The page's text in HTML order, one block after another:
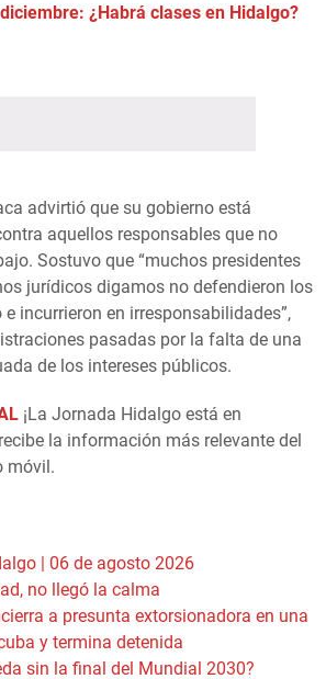
¿Habrá clases en Hidalgo?
advirtió que su gobierno está
aquellos responsables que no
Sostuvo que “muchos presidentes
jurídicos digamos no defendieron los
e incurrieron en irresponsabilidades”,
pasadas por la falta de una
de los intereses públicos.
¡La Jornada Hidalgo está en
la información más relevante del
móvil.
| 06 de agosto 2026
no llegó la calma
a presunta extorsionadora en una
y termina detenida
sin la final del Mundial 2030?